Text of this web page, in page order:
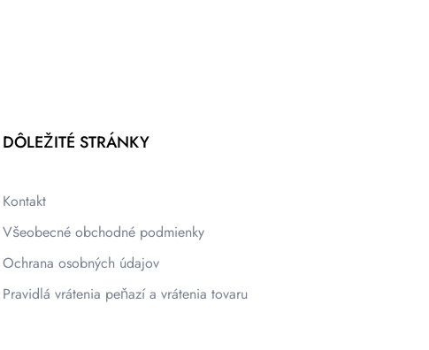
DÔLEŽITÉ STRÁNKY
Kontakt
Všeobecné obchodné podmienky
Ochrana osobných údajov
Pravidlá vrátenia peňazí a vrátenia tovaru